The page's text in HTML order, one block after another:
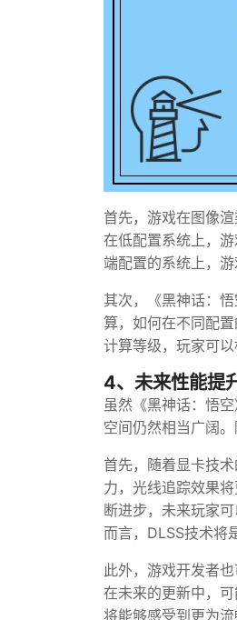
首先，游戏在图像
在低配置系统上，
端配置的系统上，
其次，《黑神话：
算，如何在不同配
计算等级，玩家可
4、未来性能提
虽然《黑神话：悟
空间仍然相当广阔
首先，随着显卡技
力，光线追踪效果
断进步，未来玩家
而言，DLSS技术将
此外，游戏开发者
在未来的更新中，
将能够感受到更为流